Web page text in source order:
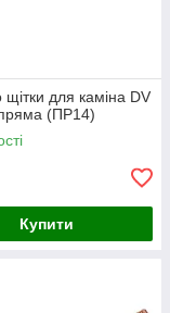
щітки для каміна DV
(ПР14)
Купити